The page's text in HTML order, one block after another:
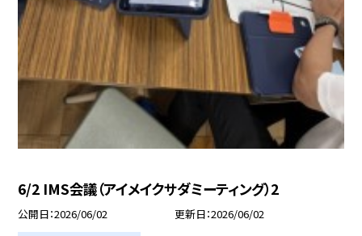
6/2 IMS会議（アイメイクサダミーティング）2
公開日 2026/06/02 更新日 2026/06/02